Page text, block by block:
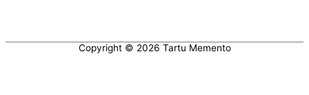
Copyright © 2026 Tartu Memento